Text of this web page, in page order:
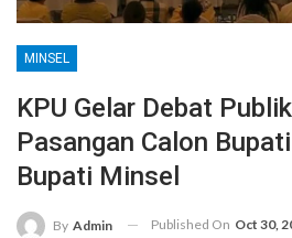
MINSEL
KPU Gelar Debat
Pasangan Calon
Bupati Minsel
By Admin Published On Oct 30,